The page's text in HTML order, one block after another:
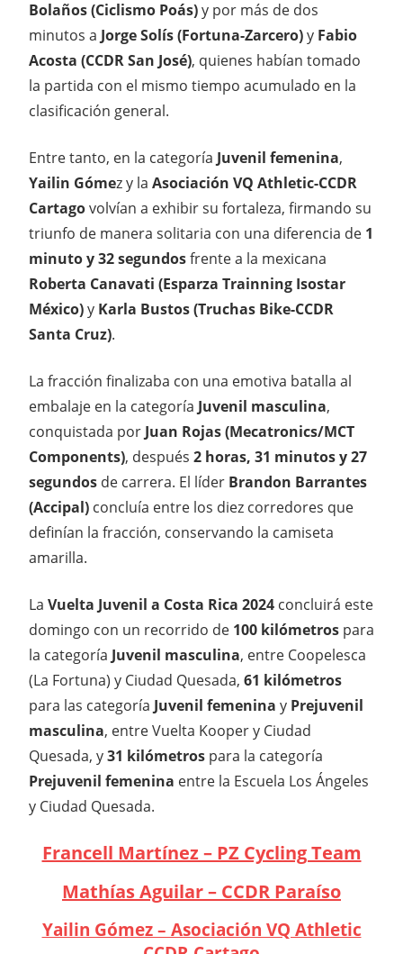
Bolaños (Ciclismo Poás)y por más de dos
minutos a Jorge Solís (Fortuna-Zarcero)y Fabio
Acosta (CCDR San José), quienes habían tomado
la partida con el mismo tiempo acumulado en la
clasificación general.
Entre tanto, en la categoría Juvenil femenina,
Yailin Gómez y la Asociación VQ Athletic-CCDR
Cartagovolvían a exhibir su fortaleza, firmando su
triunfo de manera solitaria con una diferencia de 1
minuto y 32 segundosfrente a la mexicana
Roberta Canavati (Esparza Trainning Isostar
México)y Karla Bustos (Truchas Bike-CCDR
Santa Cruz).
La fracción finalizaba con una emotiva batalla al
embalaje en la categoría Juvenil masculina,
conquistada por Juan Rojas (Mecatronics/MCT
Components), después 2 horas, 31 minutos y 27
segundos de carrera. El líder Brandon Barrantes
(Accipal) concluía entre los diez corredores que
definían la fracción, conservando la camiseta
amarilla.
La Vuelta Juvenil a Costa Rica 2024 concluirá este
domingo con un recorrido de 100 kilómetros para
la categoría Juvenil masculina, entre Coopelesca
(La Fortuna) y Ciudad Quesada, 61 kilómetros
para las categoría Juvenil femenina y Prejuvenil
masculina, entre Vuelta Kooper y Ciudad
Quesada, y31 kilómetros para la categoría
Prejuvenil femenina entre la Escuela Los Ángeles
y Ciudad Quesada.
Francell Martínez – PZ Cycling Team
Mathías Aguilar – CCDR Paraíso
Yailin Gómez – Asociación VQ Athletic